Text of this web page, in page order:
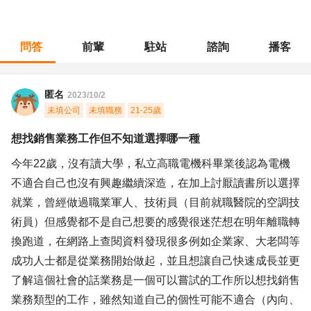
問答 前輩 駐站 諮詢 播客
匿名 2023/10/2
未填公司
未填職務 21-25歲
想找銷售業務工作但不知道選擇哪一種
今年22歲，沒有讀大學，私立高職電機科畢業後認為電機
不適合自己也沒有興趣繼續深造，在加上討厭讀書所以選擇
就業，曾經做過職業軍人、技術員（目前就職醫院的空調技
術員）但感覺都不是自己想要的感覺很迷茫想在明年離職轉
換跑道，在網路上查閱資料發現很多例如企業家、大老闆等
成功人士都是從業務開始做起，並且想讓自己快速成長並更
了解這個社會的話業務是一個可以嘗試的工作所以想找銷售
業務類型的工作，雖然知道自己的個性可能不適合（內向、